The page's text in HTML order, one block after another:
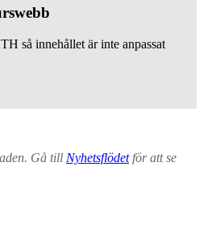
så innehållet är inte anpassat
Gå till Nyhetsflödetför att se